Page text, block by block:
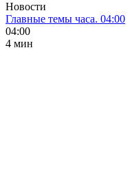
Новости
Главные темы часа. 04:00
04:00
4 мин